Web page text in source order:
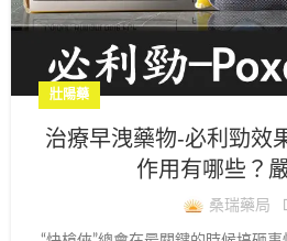
壯陽藥
治療早洩藥物-必利勁效
作用有哪些？
桑瑞藥局